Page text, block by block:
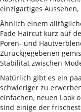
einzigartiges
Ähnlich einem
Fade Haircut kurz auf
Poren- und
Zurückgegebenen
Stabilität zwischen
Natürlich gibt es ein
schwieriger zu
einfachen, neuen Look
sind einige der